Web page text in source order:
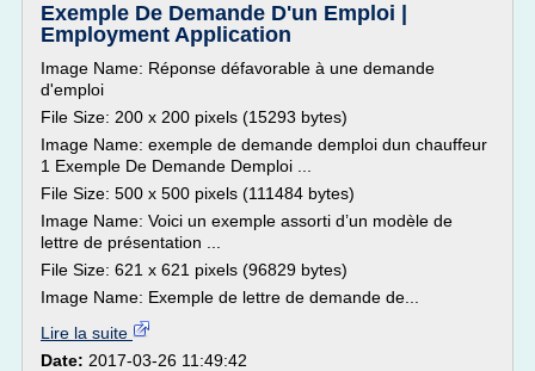
Exemple De Demande D'un Emploi |
Employment Application
Image Name: Réponse défavorable à une demande
d'emploi
File Size: 200 x 200 pixels (15293 bytes)
Image Name: exemple de demande demploi dun chauffeur
1 Exemple De Demande Demploi ...
File Size: 500 x 500 pixels (111484 bytes)
Image Name: Voici un exemple assorti d’un modèle de
lettre de présentation ...
File Size: 621 x 621 pixels (96829 bytes)
Image Name: Exemple de lettre de demande de...
Lire la suite
Date: 2017-03-26 11:49:42